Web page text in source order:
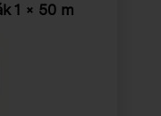
1 × 50 m